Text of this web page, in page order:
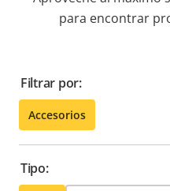
para encontrar
Filtrar por:
Accesorios
Tipo: